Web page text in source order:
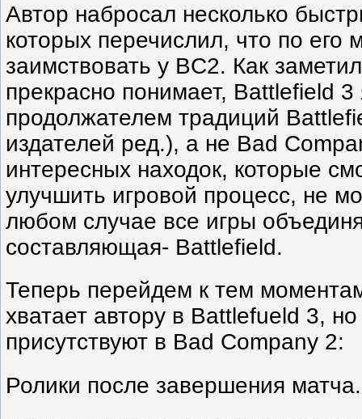
Автор набросал несколько
которых перечислил, что по
заимствовать у BC2. Как
прекрасно понимает, Battlefield 3
продолжателем традиций
издателей ред.), а не Bad
интересных находок, которые
улучшить игровой процесс, не
любом случае все игры
составляющая- Battlefield.
Теперь перейдем к тем
хватает автору в Battlefueld 3,
присутствуют в Bad Company 2:
Ролики после завершения матча.